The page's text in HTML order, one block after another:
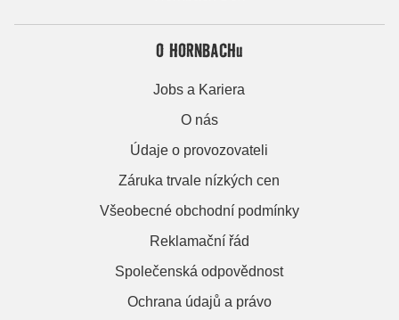
O HORNBACHu
Jobs a Kariera
O nás
Údaje o provozovateli
Záruka trvale nízkých cen
Všeobecné obchodní podmínky
Reklamační řád
Společenská odpovědnost
Ochrana údajů a právo